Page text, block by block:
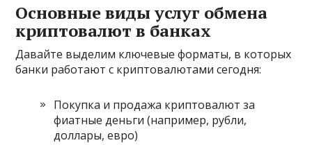
Основные виды услуг обмена
криптовалют в банках
Давайте выделим ключевые форматы, в которых
банки работают с криптовалютами сегодня:
Покупка и продажа криптовалют за
фиатные деньги (например, рубли,
доллары, евро)